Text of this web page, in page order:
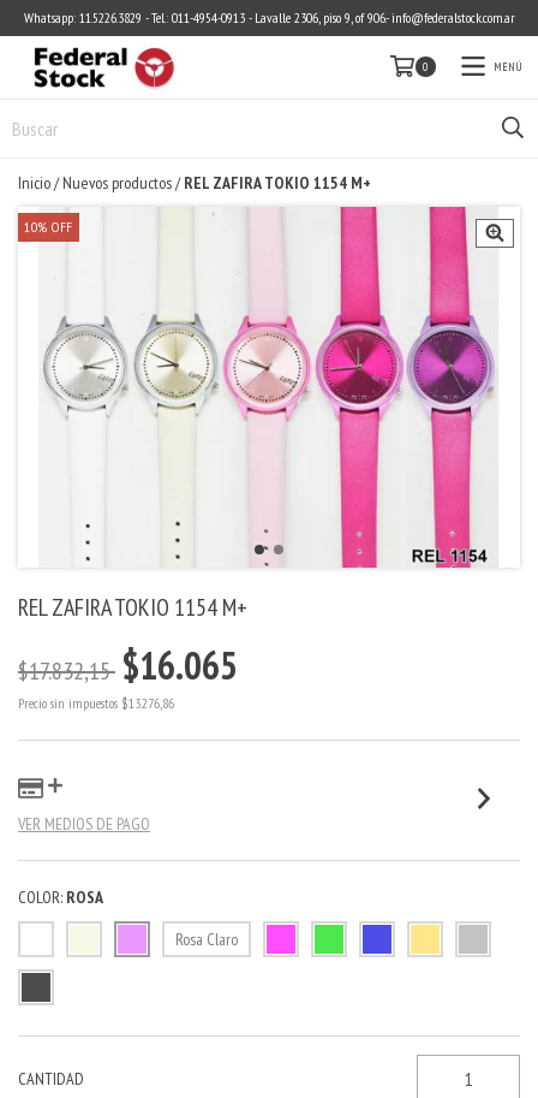
Whatsapp: 11.5226.3829 - Tel.: 011-4954-0913 - Lavalle 2306, piso 9, of 906.-info@federalstock.com.ar
0 MENÚ
Inicio/ Nuevos productos/ REL ZAFIRA TOKIO 1154 M+
10% OFF
REL ZAFIRA TOKIO 1154 M+
$17.832,15 $16.065
Precio sin impuestos $13.276,86
VER MEDIOS DE PAGO
COLOR: ROSA
Rosa Claro
CANTIDAD